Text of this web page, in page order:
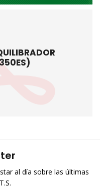
al día sobre las últimas